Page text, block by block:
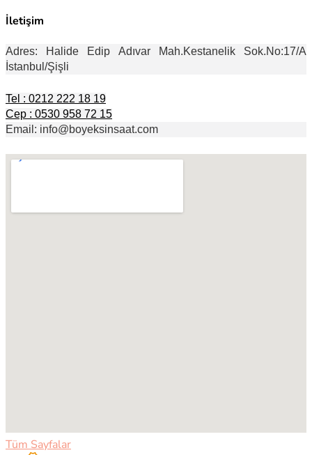
İletişim
Adres: Halide Edip Adıvar Mah.Kestanelik Sok.No:17/A
İstanbul/Şişli
Tel : 0212 222 18 19
Cep : 0530 958 72 15
Email: info@boyeksinsaat.com
Tüm Sayfalar